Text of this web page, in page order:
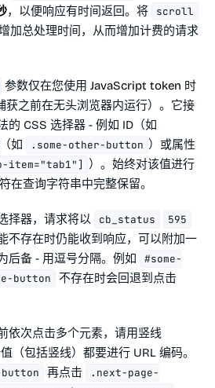
，以便响应有时间返回。将 scroll
加总处理时间，从而增加计费的请求
参数仅在您使用JavaScript token 时
获之前在无头浏览器内运行）。它接
的 CSS 选择器 - 例如 ID（如
如 .some-other-button ）或属性
item="tab1"] ）。始终对该值进行
在查询字符串中完整保留。
择器，请求将以 cb_status 595
不存在时仍能收到响应，可以附加一
后备 - 用逗号分隔。例如
#some-
button 不存在时会回退到点击
依次点击多个元素，请用竖线
（包括竖线）都要进行 URL 编码。
再点击
.next-page-